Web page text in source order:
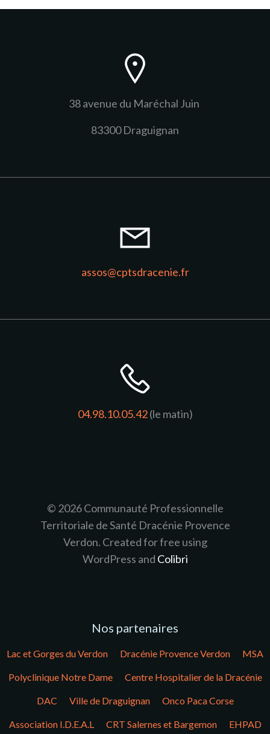
38 avenue du Maréchal Juin
83300 Draguignan
assos@cptsdracenie.fr
04.98.10.05.42(le matin)
© 2026 Communauté Professionnelle
Territoriale de Santé Dracénie Provence
Verdon. Created for free using
WordPress and Colibri
Nos partenaires
Lac et Gorges du Verdon Dracénie Provence Verdon MSA
Polyclinique Notre Dame Centre Hospitalier de la Dracénie
DAC Ville de Draguignan Onco Paca Corse
Association I.D.E.A.L CRT Salernes et Bargemon EHPAD